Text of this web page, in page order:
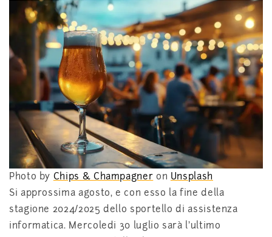
Photo by Chips & Champagner on Unsplash
Si approssima agosto, e con esso la fine della
stagione 2024/2025 dello sportello di assistenza
informatica. Mercoledi 30 luglio sarà l’ultimo